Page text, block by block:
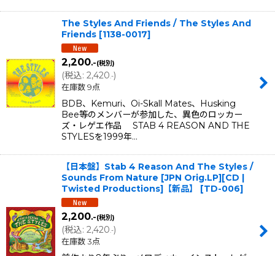
The Styles And Friends / The Styles And
Friends [1138-0017]
2,200.-(税別)
(税込: 2,420.-)
在庫数 9点
BDB、Kemuri、Oi-Skall Mates、Husking
Bee等のメンバーが参加した、異色のロッカー
ズ・レゲエ作品 STAB 4 REASON AND THE
STYLESを1999年…
【日本盤】Stab 4 Reason And The Styles /
Sounds From Nature [JPN Orig.LP][CD |
Twisted Productions]【新品】
[TD-006]
2,200.-(税別)
(税込: 2,420.-)
在庫数 3点